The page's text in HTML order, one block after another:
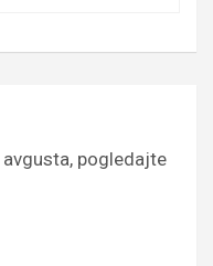
avgusta, pogledajte